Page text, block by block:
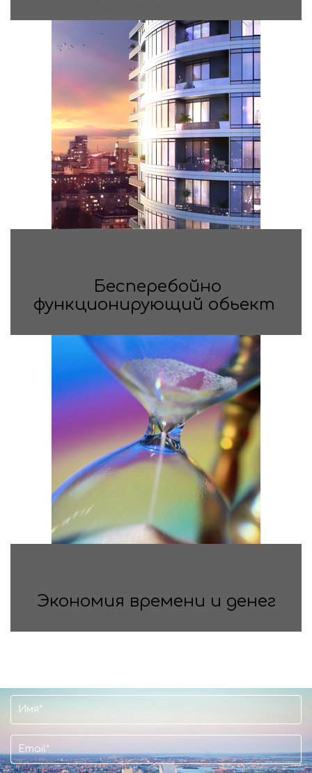
Бесперебойно
функционирующий обьект
Экономия времени и денег